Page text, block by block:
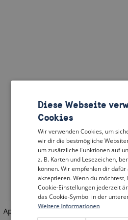
Application error: a client-side
Diese Webseite
Cookies
Wir verwenden Cookies, um
wir dir die bestmögliche
um zusätzliche Funktionen auf
z. B. Karten und Lesezeichen,
können. Wir empfehlen dir dafür
akzeptieren. Wenn du möchtest,
Cookie-Einstellungen jederzeit
das Cookie-Symbol in der
Weitere Informationen